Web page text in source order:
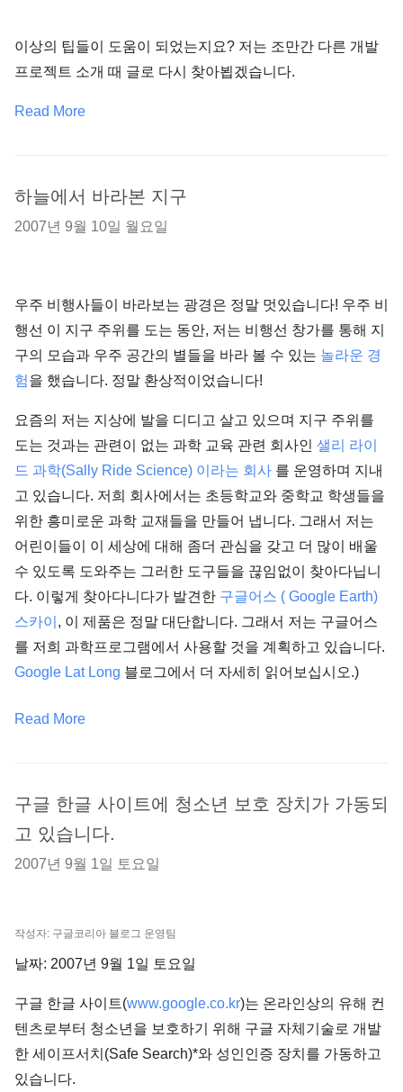
이상의 팁들이 도움이 되었는지요? 저는 조만간 다른 개발
프로젝트 소개 때 글로 다시 찾아뵙겠습니다.
Read More
하늘에서 바라본 지구
2007년 9월 10일 월요일
우주 비행사들이 바라보는 광경은 정말 멋있습니다! 우주 비
행선 이 지구 주위를 도는 동안, 저는 비행선 창가를 통해 지
구의 모습과 우주 공간의 별들을 바라 볼 수 있는 놀라운 경
험을 했습니다. 정말 환상적이었습니다!
요즘의 저는 지상에 발을 디디고 살고 있으며 지구 주위를
도는 것과는 관련이 없는 과학 교육 관련 회사인 샐리 라이
드 과학(Sally Ride Science) 이라는 회사 를 운영하며 지내
고 있습니다. 저희 회사에서는 초등학교와 중학교 학생들을
위한 흥미로운 과학 교재들을 만들어 냅니다. 그래서 저는
어린이들이 이 세상에 대해 좀더 관심을 갖고 더 많이 배울
수 있도록 도와주는 그러한 도구들을 끊임없이 찾아다닙니
다. 이렇게 찾아다니다가 발견한 구글어스 ( Google Earth)
스카이 , 이 제품은 정말 대단합니다. 그래서 저는 구글어스
를 저희 과학프로그램에서 사용할 것을 계획하고 있습니다.
Google Lat Long 블로그에서 더 자세히 읽어보십시오.)
Read More
구글 한글 사이트에 청소년 보호 장치가 가동되
고 있습니다.
2007년 9월 1일 토요일
작성자: 구글코리아 블로그 운영팀
날짜: 2007년 9월 1일 토요일
구글 한글 사이트(www.google.co.kr)는 온라인상의 유해 컨
텐츠로부터 청소년을 보호하기 위해 구글 자체기술로 개발
한 세이프서치(Safe Search)*와 성인인증 장치를 가동하고
있습니다.